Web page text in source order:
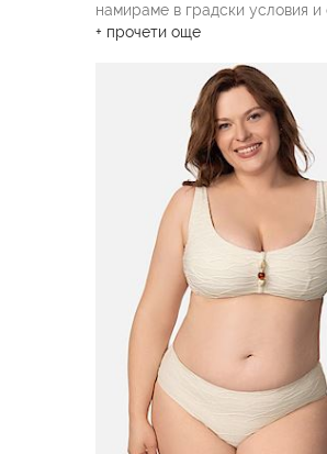
намираме в градски условия
На разположение на дамите
едноцветни съчетания в
Дамски бански
Класическитебански от две
При избора на двете части
чашки с подплънки или
Не само за горната част, но
изглеждат по-фини, може да е
Този вид бански костюм
радостта и комфорта при
Дамски бански
Банските с висока талия
+ прочети още